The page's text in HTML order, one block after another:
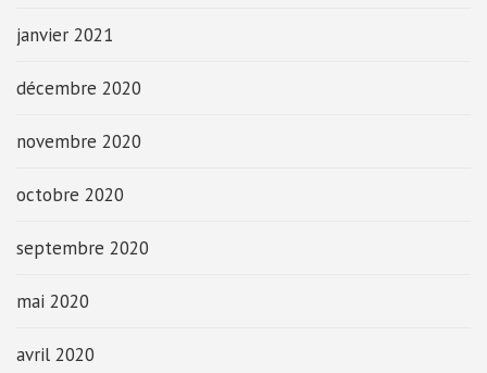
janvier 2021
décembre 2020
novembre 2020
octobre 2020
septembre 2020
mai 2020
avril 2020